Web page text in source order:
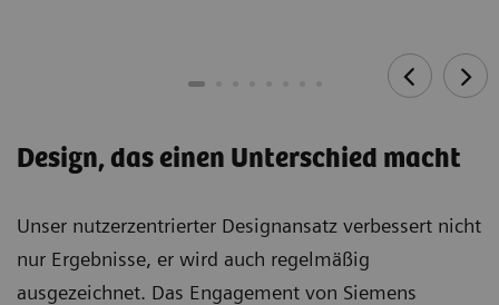
Design, das einen Unterschied macht
Unser nutzerzentrierter Designansatz verbessert nicht
nur Ergebnisse, er wird auch regelmäßig
ausgezeichnet. Das Engagement von Siemens